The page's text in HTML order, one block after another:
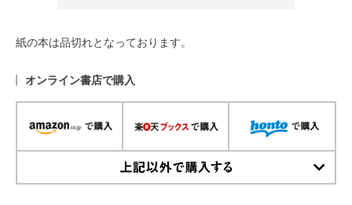
紙の本は品切れとなっております。
オンライン書店で購入